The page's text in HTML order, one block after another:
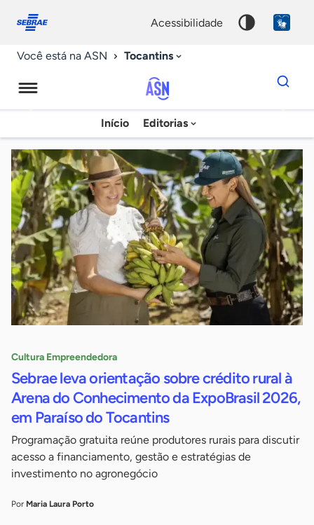
conosco
acessibilidade
Você está na ASN Tocantins
Agência
Sebrae
de
Notícias
Início Editorias
Dados
para
chave
Cultura Empreendedora
Sebrae leva orientação sobre crédito rural à
Arena do Conhecimento da ExpoBrasil 2026,
em Paraíso do Tocantins
Programação gratuita reúne produtores rurais para discutir
acesso a financiamento, gestão e estratégias de
investimento no agronegócio
Por Maria Laura Porto